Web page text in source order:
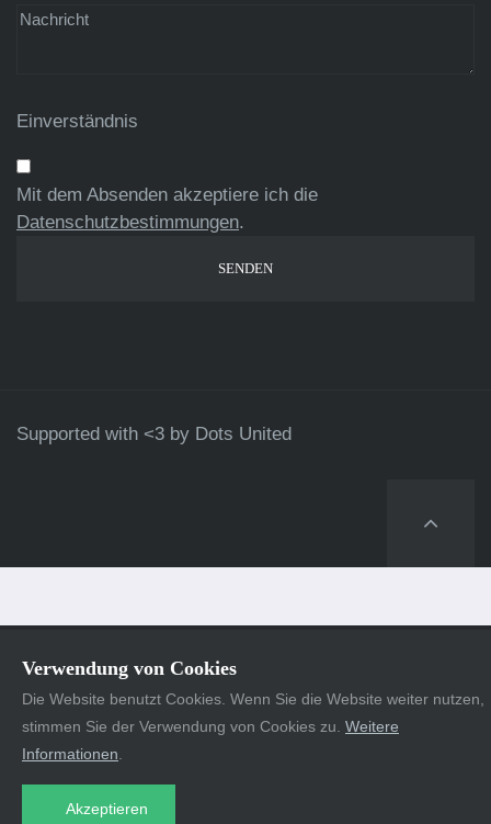
Einverständnis
Mit dem Absenden akzeptiere ich die
Datenschutzbestimmungen.
Supported with <3 by Dots United
Verwendung von Cookies
Die Website benutzt Cookies. Wenn Sie die Website weiter nutzen,
stimmen Sie der Verwendung von Cookies zu. Weitere
Informationen
Akzeptieren